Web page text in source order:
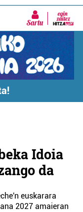
Sartu
Idoia
da
euskarara
2027 amaieran